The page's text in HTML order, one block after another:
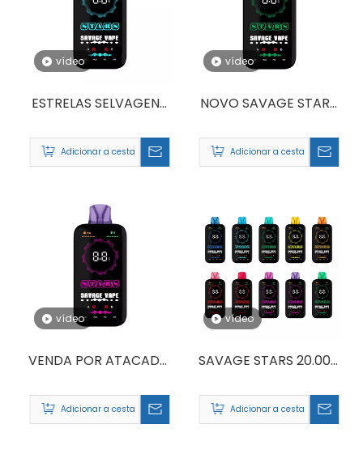
vídeo
ESTRELAS SELVAGENS
Adicionar a cesta
vídeo
NOVO SAVAGE STARS
ARMAZÉM ALEMÃO
DESCARTÁVEL DUAL
Adicionar a cesta
vídeo
VENDA POR ATACADO
VAPE SAVAGE STARS
20000 20K PUFFS
Adicionar a cesta
vídeo
SAVAGE STARS 20.000
Adicionar a cesta